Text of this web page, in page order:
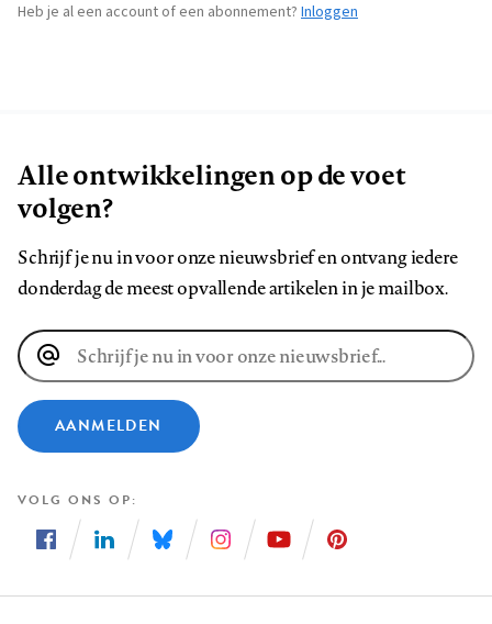
Heb je al een account of een abonnement? Inloggen
Alle ontwikkelingen op de voet
volgen?
Schrijf je nu in voor onze nieuwsbrief en ontvang iedere
donderdag de meest opvallende artikelen in je mailbox.
E-
mailadres
AANMELDEN
VOLG ONS OP
ons
ons
ons
ons
ons
ons